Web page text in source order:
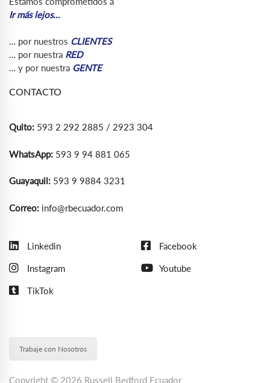
Ir más lejos…
… por nuestros CLIENTES
… por nuestra RED
… y por nuestra GENTE
CONTACTO
Quito: 593 2 292 2885 / 2923 304
WhatsApp: 593 9 94 881 065
Guayaquil: 593 9 9884 3231
Correo: info@rbecuador.com
Linkedin Facebook
Instagram Youtube
TikTok
Trabaje con Nosotros
Copyright © 2026 Russell Bedford Ecuador